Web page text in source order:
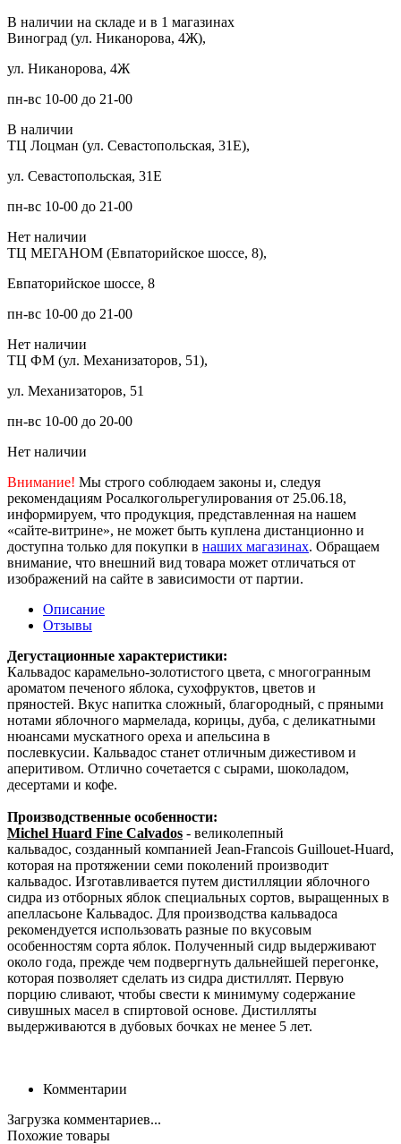
В наличии на складе и в 1 магазинах
Виноград (ул. Никанорова, 4Ж),
ул. Никанорова, 4Ж
пн-вс 10-00 до 21-00
В наличии
ТЦ Лоцман (ул. Севастопольская, 31Е),
ул. Севастопольская, 31Е
пн-вс 10-00 до 21-00
Нет наличии
ТЦ МЕГАНОМ (Евпаторийское шоссе, 8),
Евпаторийское шоссе, 8
пн-вс 10-00 до 21-00
Нет наличии
ТЦ ФМ (ул. Механизаторов, 51),
ул. Механизаторов, 51
пн-вс 10-00 до 20-00
Нет наличии
Внимание! Мы строго соблюдаем законы и, следуя
рекомендациям Росалкогольрегулирования от 25.06.18,
информируем, что продукция, представленная на нашем
«сайте-витрине», не может быть куплена дистанционно и
доступна только для покупки в наших магазинах. Обращаем
внимание, что внешний вид товара может отличаться от
изображений на сайте в зависимости от партии.
Описание
Отзывы
Дегустационные характеристики:
Кальвадос карамельно-золотистого цвета, с многогранным
ароматом печеного яблока, сухофруктов, цветов и
пряностей. Вкус напитка сложный, благородный, с пряными
нотами яблочного мармелада, корицы, дуба, с деликатными
нюансами мускатного ореха и апельсина в
послевкусии. Кальвадос станет отличным дижестивом и
аперитивом. Отлично сочетается с сырами, шоколадом,
десертами и кофе.
Производственные особенности:
Michel Huard Fine Calvados - великолепный
кальвадос, созданный компанией Jean-Francois Guillouet-Huard,
которая на протяжении семи поколений производит
кальвадос. Изготавливается путем дистилляции яблочного
сидра из отборных яблок специальных сортов, выращенных в
апелласьоне Кальвадос. Для производства кальвадоса
рекомендуется использовать разные по вкусовым
особенностям сорта яблок. Полученный сидр выдерживают
около года, прежде чем подвергнуть дальнейшей перегонке,
которая позволяет сделать из сидра дистиллят. Первую
порцию сливают, чтобы свести к минимуму содержание
сивушных масел в спиртовой основе. Дистилляты
выдерживаются в дубовых бочках не менее 5 лет.
Комментарии
Загрузка комментариев...
Похожие товары